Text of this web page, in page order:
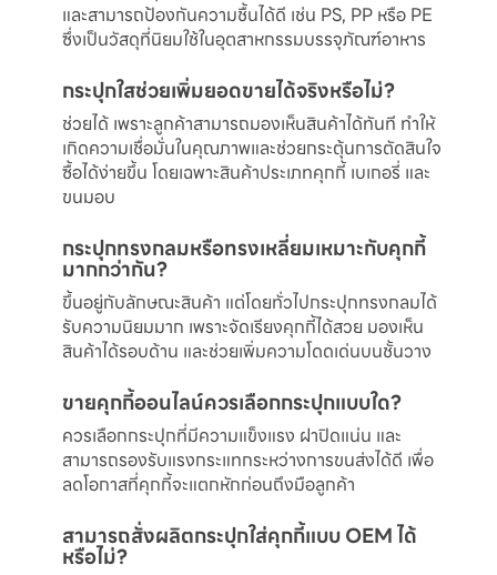
และสามารถป้องกันความชื้นได้ดี เช่น PS, PP หรือ PE
ซึ่งเป็นวัสดุที่นิยมใช้ในอุตสาหกรรมบรรจุภัณฑ์อาหาร
กระปุกใสช่วยเพิ่มยอดขายได้จริงหรือไม่?
ช่วยได้ เพราะลูกค้าสามารถมองเห็นสินค้าได้ทันที ทำให้
เกิดความเชื่อมั่นในคุณภาพและช่วยกระตุ้นการตัดสินใจ
ซื้อได้ง่ายขึ้น โดยเฉพาะสินค้าประเภทคุกกี้ เบเกอรี่ และ
ขนมอบ
กระปุกทรงกลมหรือทรงเหลี่ยมเหมาะกับคุกกี้
มากกว่ากัน?
ขึ้นอยู่กับลักษณะสินค้า แต่โดยทั่วไปกระปุกทรงกลมได้
รับความนิยมมาก เพราะจัดเรียงคุกกี้ได้สวย มองเห็น
สินค้าได้รอบด้าน และช่วยเพิ่มความโดดเด่นบนชั้นวาง
ขายคุกกี้ออนไลน์ควรเลือกกระปุกแบบใด?
ควรเลือกกระปุกที่มีความแข็งแรง ฝาปิดแน่น และ
สามารถรองรับแรงกระแทกระหว่างการขนส่งได้ดี เพื่อ
ลดโอกาสที่คุกกี้จะแตกหักก่อนถึงมือลูกค้า
สามารถสั่งผลิตกระปุกใส่คุกกี้แบบ OEM ได้
หรือไม่?